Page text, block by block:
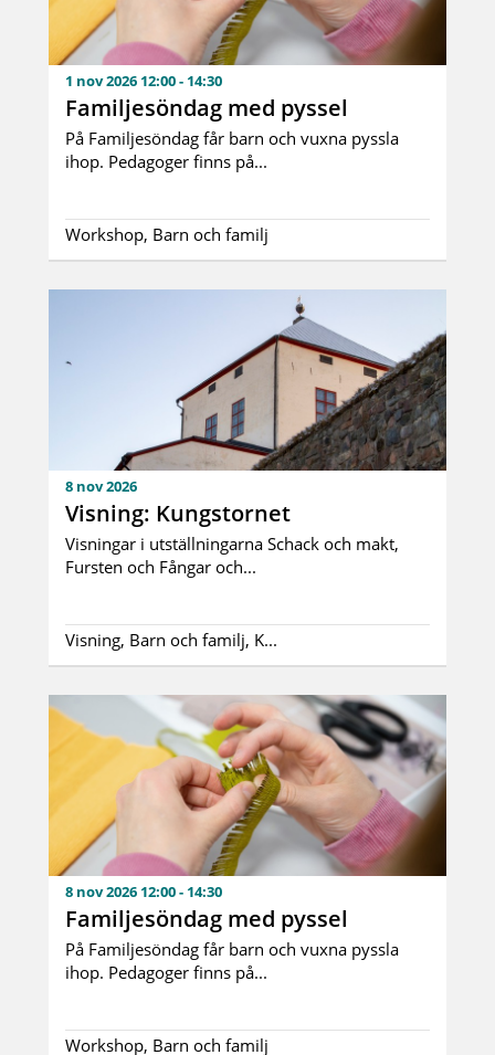
1 nov 2026 12:00 - 14:30
Familjesöndag med pyssel
På Familjesöndag får barn och vuxna pyssla
ihop. Pedagoger finns på...
Workshop, Barn och familj
8 nov 2026
Visning: Kungstornet
Visningar i utställningarna Schack och makt,
Fursten och Fångar och...
Visning, Barn och familj, K...
8 nov 2026 12:00 - 14:30
Familjesöndag med pyssel
På Familjesöndag får barn och vuxna pyssla
ihop. Pedagoger finns på...
Workshop, Barn och familj